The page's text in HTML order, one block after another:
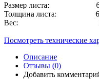
Размер листа:
Толщина листа:
Вес:
Посмотреть технические
Описание
Отзывы (0)
Добавить